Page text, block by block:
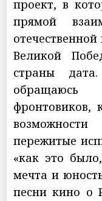
проект, в
прямой
Великой
страны
обращаюсь
фронтовиков,
пережитые
«как это
мечта и
песни кино о